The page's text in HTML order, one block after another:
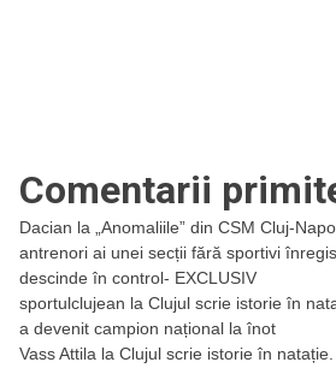
Comentarii
Dacian la
„Anomaliile” din CSM Cluj-
antrenori ai unei secții fără sportivi
descinde în control- EXCLUSIV
sportulclujean la Clujul scrie istorie în
a devenit campion național la înot
Vass Attila la Clujul scrie istorie în natație.